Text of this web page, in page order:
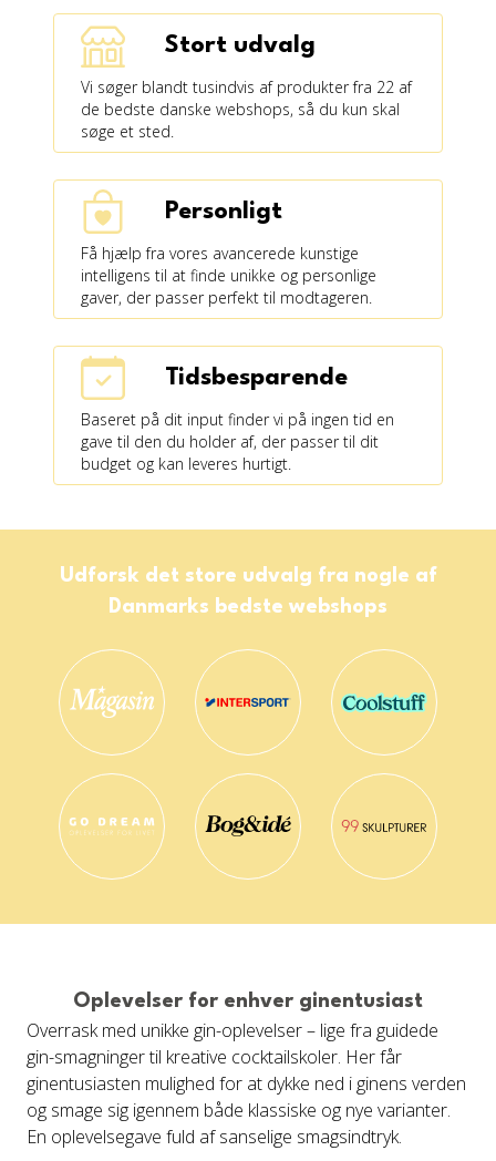
Stort udvalg
Vi søger blandt tusindvis af produkter fra 22 af
de bedste danske webshops, så du kun skal
søge et sted.
Personligt
Få hjælp fra vores avancerede kunstige
intelligens til at finde unikke og personlige
gaver, der passer perfekt til modtageren.
Tidsbesparende
Baseret på dit input finder vi på ingen tid en
gave til den du holder af, der passer til dit
budget og kan leveres hurtigt.
Udforsk det store udvalg fra nogle af
Danmarks bedste webshops
Oplevelser for enhver ginentusiast
Overrask med unikke gin-oplevelser – lige fra guidede
gin-smagninger til kreative cocktailskoler. Her får
ginentusiasten mulighed for at dykke ned i ginens verden
og smage sig igennem både klassiske og nye varianter.
En oplevelsegave fuld af sanselige smagsindtryk.